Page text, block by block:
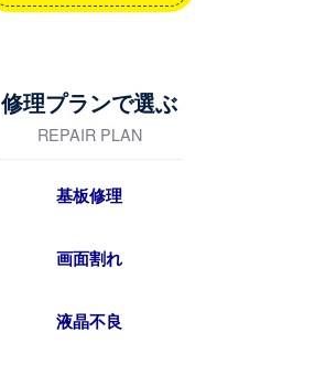
修理プランで選ぶ
REPAIR PLAN
基板修理
画面割れ
液晶不良